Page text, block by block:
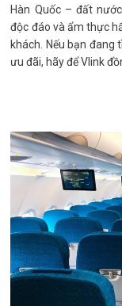
Hàn Quốc – đất
độc đáo và ẩm thực
khách. Nếu bạn đang
ưu đãi, hãy để Vlink